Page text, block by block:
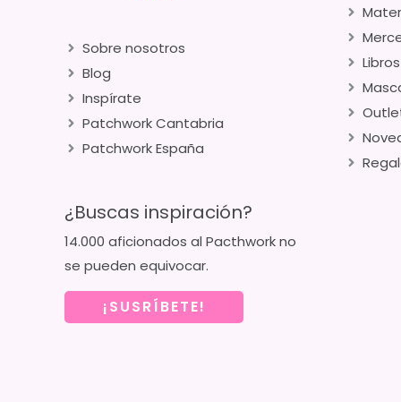
Sobre nosotros
Blog
Inspírate
Patchwork Cantabria
Patchwork España
¿Buscas inspiración?
14.000 aficionados al Pacthwork no
se pueden equivocar.
¡SUSRÍBETE!